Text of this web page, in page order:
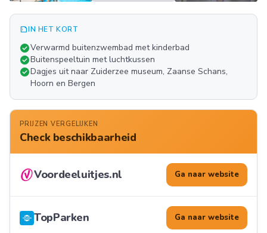
FOTO'S
summarizeIN HET KORT
check_circleVerwarmd buitenzwembad met kinderbad
check_circleBuitenspeeltuin met luchtkussen
check_circleDagjes uit naar Zuiderzee museum, Zaanse Schans,
Hoorn en Bergen
PRIJZEN VERGELIJKEN
Check beschikbaarheid
Voordeeluitjes.nl Ga naar website
TopParken Ga naar website